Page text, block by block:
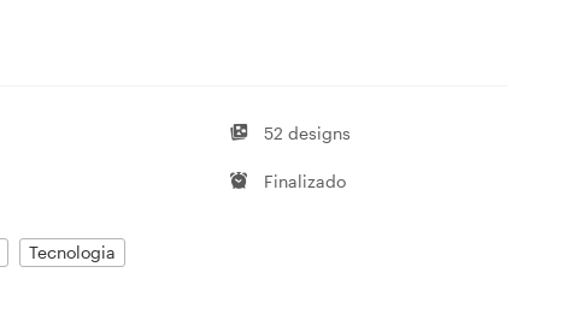
Tecnologia
52 designs
Finalizado